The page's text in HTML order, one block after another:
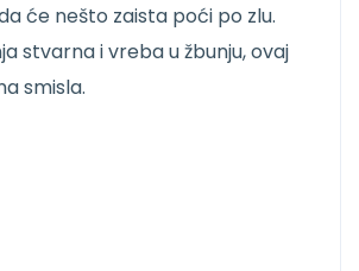
će nešto zaista poći po zlu.
stvarna i vreba u žbunju, ovaj
smisla.